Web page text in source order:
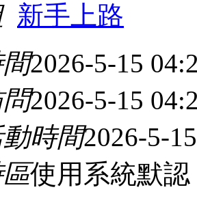
新手上路
2026-5-15
2026-5-15
動時間2026-5-
使用系統默認